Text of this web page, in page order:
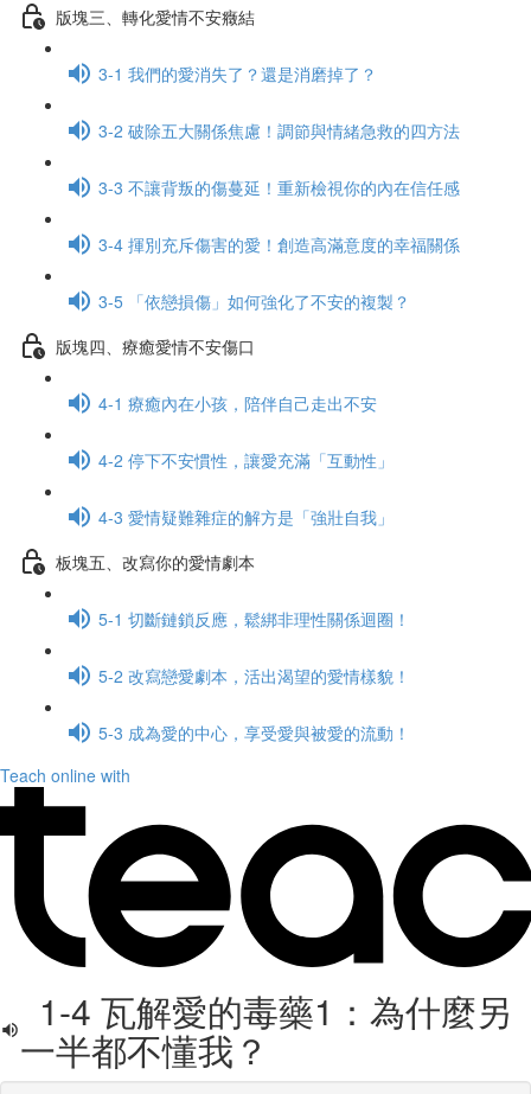
版塊三、轉化愛情不安癥結
3-1 我們的愛消失了？還是消磨掉了？
3-2 破除五大關係焦慮！調節與情緒急救的四方法
3-3 不讓背叛的傷蔓延！重新檢視你的內在信任感
3-4 揮別充斥傷害的愛！創造高滿意度的幸福關係
3-5 「依戀損傷」如何強化了不安的複製？
版塊四、療癒愛情不安傷口
4-1 療癒內在小孩，陪伴自己走出不安
4-2 停下不安慣性，讓愛充滿「互動性」
4-3 愛情疑難雜症的解方是「強壯自我」
板塊五、改寫你的愛情劇本
5-1 切斷鏈鎖反應，鬆綁非理性關係迴圈！
5-2 改寫戀愛劇本，活出渴望的愛情樣貌！
5-3 成為愛的中心，享受愛與被愛的流動！
Teach online with
1-4 瓦解愛的毒藥1：為什麼另
一半都不懂我？